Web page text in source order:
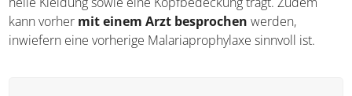
Es gibt auch einige Gefahren, die nicht unterschätzt
werden sollten. Sich mit Malaria zu infizieren ist zwar sehr
unwahrscheinlich, aber dennoch möglich. Nachts sowie in